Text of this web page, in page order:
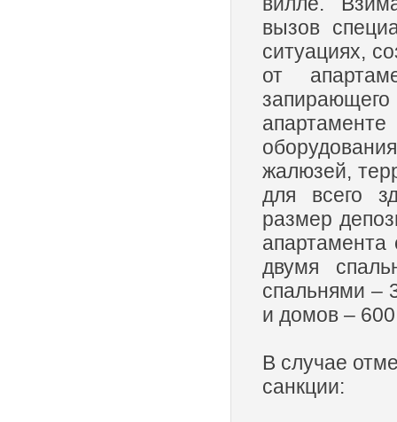
вызов
ситуациях,
от
жалюзей,
для всего
размер
двумя
спальнями –
и домов –
В случае
санкции: